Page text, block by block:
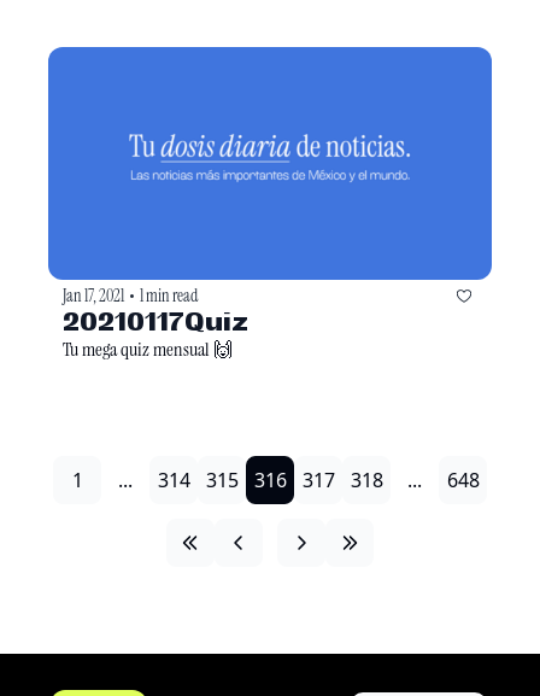
Jan 17, 2021 • 1 min read
20210117Quiz
Tu mega quiz mensual 🙌
1 ... 314 315 316 317 318 ... 648